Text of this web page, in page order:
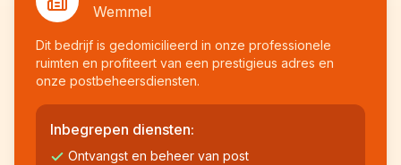
Wemmel
Dit bedrijf is gedomicilieerd in onze professionele
ruimten en profiteert van een prestigieus adres en
onze postbeheersdiensten.
Inbegrepen diensten:
Ontvangst en beheer van post